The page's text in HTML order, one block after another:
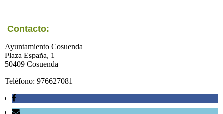
Contacto:
Ayuntamiento Cosuenda
Plaza España, 1
50409 Cosuenda
Teléfono: 976627081